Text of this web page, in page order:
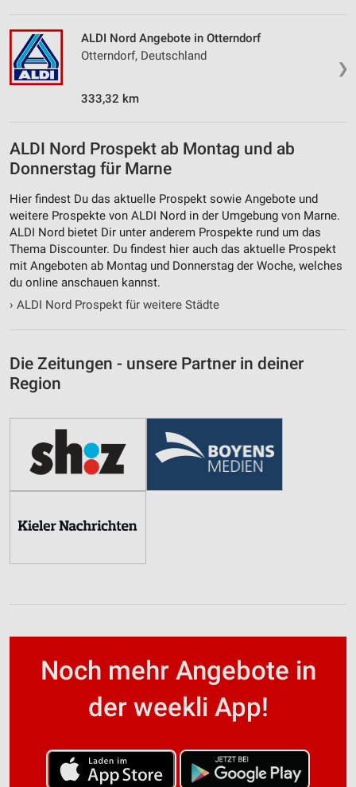
❯
ALDI Nord Angebote in Otterndorf
Otterndorf, Deutschland
333,32 km
ALDI Nord Prospekt ab Montag und ab
Donnerstag für Marne
Hier findest Du das aktuelle Prospekt sowie Angebote und
weitere Prospekte von ALDI Nord in der Umgebung von Marne.
ALDI Nord bietet Dir unter anderem Prospekte rund um das
Thema Discounter. Du findest hier auch das aktuelle Prospekt
mit Angeboten ab Montag und Donnerstag der Woche, welches
du online anschauen kannst.
› ALDI Nord Prospekt für weitere Städte
Die Zeitungen - unsere Partner in deiner
Region
Noch mehr Angebote in
der weekli App!